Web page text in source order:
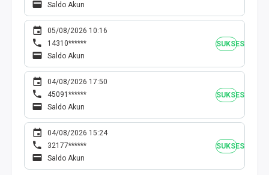
Saldo Akun
SUKSES
05/08/2026 10:16
14310******
Saldo Akun
SUKSES
04/08/2026 17:50
45091******
Saldo Akun
SUKSES
04/08/2026 15:24
32177******
Saldo Akun